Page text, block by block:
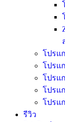
โปรแ
โปรแ
โปรแ
โปรแ
โปรแ
รีวิว